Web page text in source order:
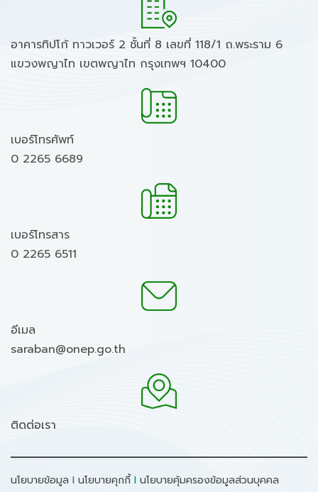
อาคารทิปโก้ ทาวเวอร์ 2 ชั้นที่ 8 เลขที่ 118/1 ถ.พระราม 6
แขวงพญาไท เขตพญาไท กรุงเทพฯ 10400
เบอร์โทรศัพท์
0 2265 6689
เบอร์โทรสาร
0 2265 6511
อีเมล
saraban@onep.go.th
ติดต่อเรา
นโยบายข้อมูล I นโยบายคุกกี้ I นโยบายคุ้มครองข้อมูลส่วนบุคคล